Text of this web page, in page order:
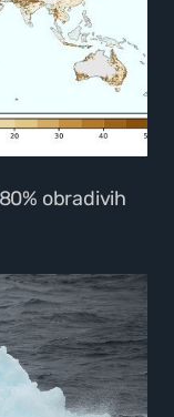
obradivih